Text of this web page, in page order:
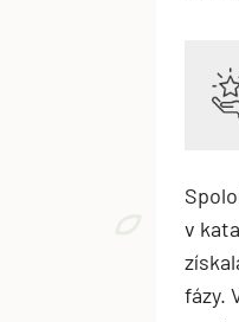
v
fázy.